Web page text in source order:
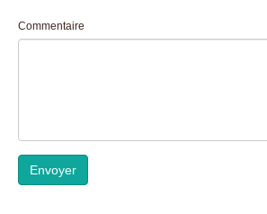
Commentaire
Envoyer